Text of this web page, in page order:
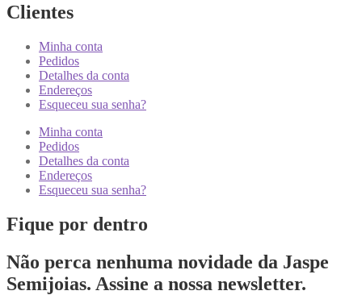
Clientes
Minha conta
Pedidos
Detalhes da conta
Endereços
Esqueceu sua senha?
Minha conta
Pedidos
Detalhes da conta
Endereços
Esqueceu sua senha?
Fique por dentro
Não perca nenhuma novidade da Jaspe
Semijoias. Assine a nossa newsletter.